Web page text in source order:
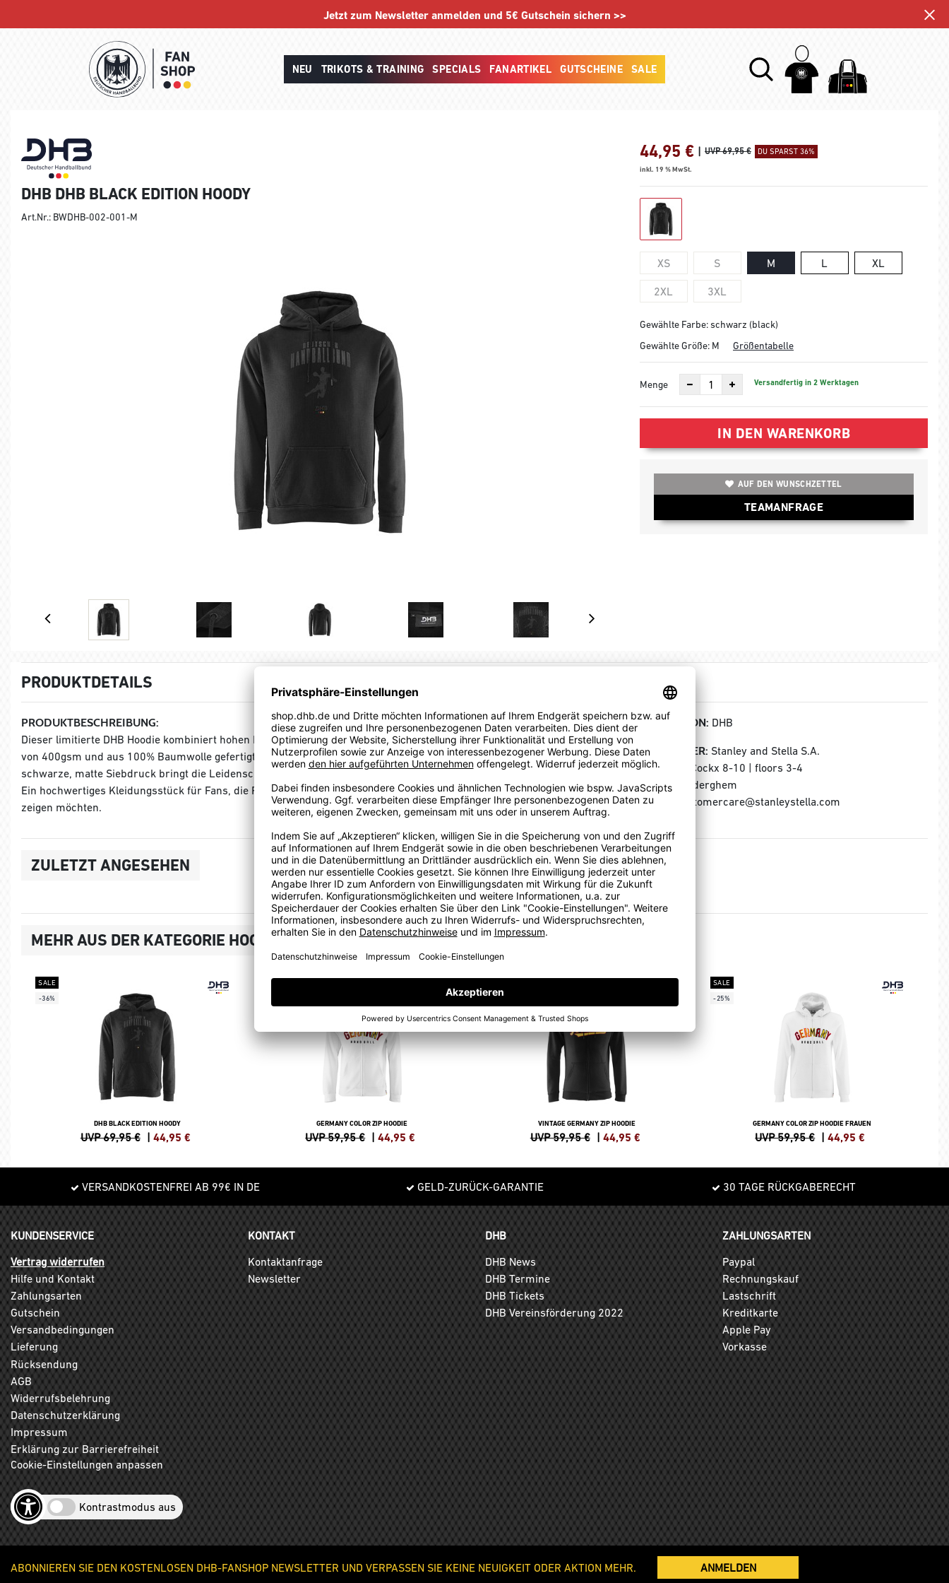
Jetzt zum Newsletter anmelden und 5€ Gutschein sichern >>
NEU TRIKOTS & TRAINING SPECIALS FANARTIKEL GUTSCHEINE SALE
DHB DHB BLACK EDITION HOODY
Art.Nr.: BWDHB-002-001-M
44,95 € | UVP 69,95 € DU SPARST 36%
inkl. 19 % MwSt.
XS S M L XL
2XL 3XL
Gewählte Farbe: schwarz (black)
Gewählte Größe: M Größentabelle
Menge Versandfertig in 2 Werktagen
IN DEN WARENKORB
AUF DEN WUNSCHZETTEL
TEAMANFRAGE
PRODUKTDETAILS
PRODUKTBESCHREIBUNG:
Dieser limitierte DHB Hoodie kombiniert hohen Komfort mit einem schlichten, sportlichen Look. Mit einem Stoffgewicht
von 400gsm und aus 100% Baumwolle gefertigt, ist der Hoodie besonders warm und robust – ideal für kühlere Tage. Der
schwarze, matte Siebdruck bringt die Leidenschaft und Zugehörigkeit zum deutschen Handball dezent zum Ausdruck.
Ein hochwertiges Kleidungsstück für Fans, die Funktionalität und Stil schätzen und ihre Verbundenheit zum DHB stilvoll
zeigen möchten.
KOLLEKTION: DHB
HERSTELLER: Stanley and Stella S.A.
Rue Jules Cockx 8-10 | floors 3-4
B-1160 Auderghem
E-Mail: customercare@stanleystella.com
ZULETZT ANGESEHEN
MEHR AUS DER KATEGORIE HOODIES, SWEATSHIRTS
SALE
-36%
DHB BLACK EDITION HOODY
UVP 69,95 € 44,95 €
SALE
GERMANY COLOR ZIP HOODIE
UVP 59,95 € |44,95 €
-25%
VINTAGE GERMANY ZIP HOODIE
UVP 59,95 € 44,95 €
SALE
-25%
GERMANY COLOR ZIP HOODIE FRAUEN
UVP 59,95 € |44,95 €
VERSANDKOSTENFREI AB 99€ IN DE GELD-ZURÜCK-GARANTIE 30 TAGE RÜCKGABERECHT
KUNDENSERVICE
Vertrag widerrufen
Hilfe und Kontakt
Zahlungsarten
Gutschein
Versandbedingungen
Lieferung
Rücksendung
AGB
Widerrufsbelehrung
Datenschutzerklärung
Impressum
Erklärung zur Barrierefreiheit
Cookie-Einstellungen anpassen
Kontrastmodus aus
KONTAKT
Kontaktanfrage
Newsletter
DHB
DHB News
DHB Termine
DHB Tickets
DHB Vereinsförderung 2022
ZAHLUNGSARTEN
Paypal
Rechnungskauf
Lastschrift
Kreditkarte
Apple Pay
Vorkasse
ABONNIEREN SIE DEN KOSTENLOSEN DHB-FANSHOP NEWSLETTER UND VERPASSEN SIE KEINE NEUIGKEIT ODER AKTION MEHR. ANMELDEN